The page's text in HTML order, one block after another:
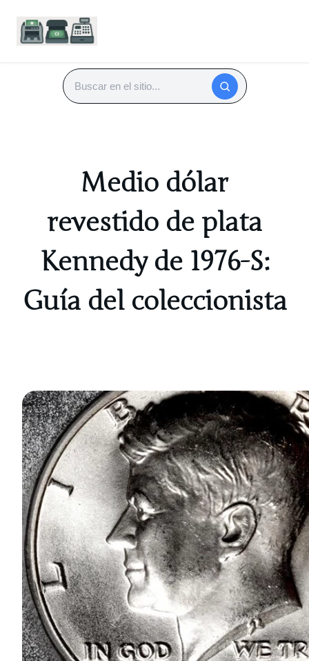
Buscar
Medio dólar
revestido de plata
Kennedy de 1976-S:
Guía del coleccionista